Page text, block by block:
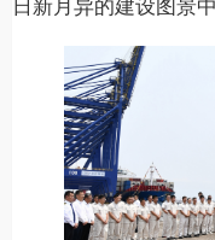
日新月异的建设图景